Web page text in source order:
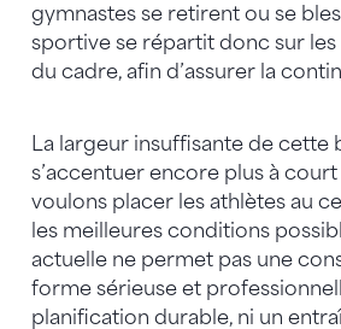
gymnastes se retirent ou se
sportive se répartit donc sur les
du cadre, afin d’assurer la
La largeur insuffisante de cette
s’accentuer encore plus à
voulons placer les athlètes au
les meilleures conditions
actuelle ne permet pas une
forme sérieuse et
planification durable, ni un